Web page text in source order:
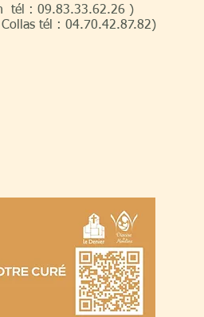
tél : 09.83.33.62.26 )
tél : 04.70.42.87.82)